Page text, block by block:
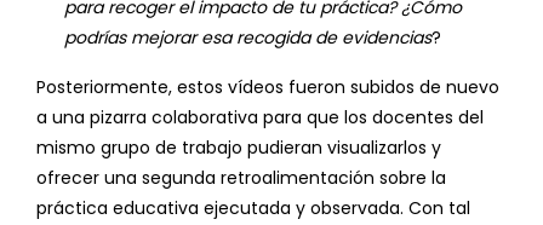
para recoger el impacto de tu práctica? ¿Cómo
podrías mejorar esa recogida de evidencias?
Posteriormente, estos vídeos fueron subidos de nuevo
a una pizarra colaborativa para que los docentes del
mismo grupo de trabajo pudieran visualizarlos y
ofrecer una segunda retroalimentación sobre la
práctica educativa ejecutada y observada. Con tal